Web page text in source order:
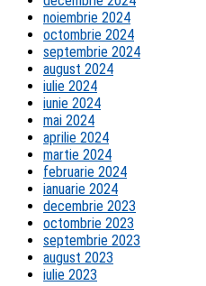
noiembrie 2024
octombrie 2024
septembrie 2024
august 2024
iulie 2024
iunie 2024
mai 2024
aprilie 2024
martie 2024
februarie 2024
ianuarie 2024
decembrie 2023
octombrie 2023
septembrie 2023
august 2023
iulie 2023